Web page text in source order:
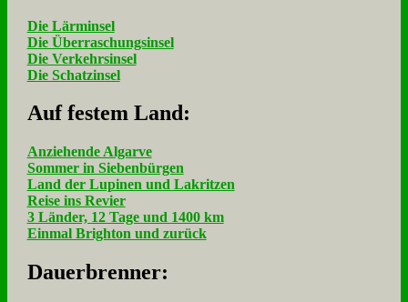
Die Lärminsel
Die Überraschungsinsel
Die Verkehrsinsel
Die Schatzinsel
Auf fe­stem Land:
Anziehende Algarve
Sommer in Siebenbürgen
Land der Lupinen und Lakritzen
Reise ins Revier
3 Länder, 12 Tage und 1400 km
Einmal Brighton und zurück
Dau­er­bren­ner: